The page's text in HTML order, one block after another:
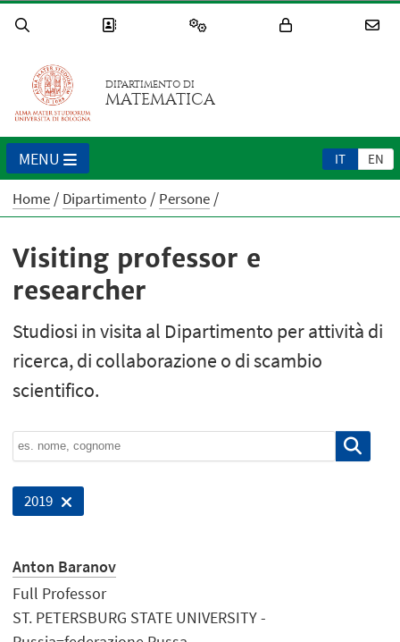
DIPARTIMENTO DI
MATEMATICA
IT EN
MENU
Home Dipartimento Persone
Visiting professor e
researcher
Studiosi in visita al Dipartimento per attività di
ricerca, di collaborazione o di scambio
scientifico.
2019
Anton Baranov
Full Professor
ST. PETERSBURG STATE UNIVERSITY -